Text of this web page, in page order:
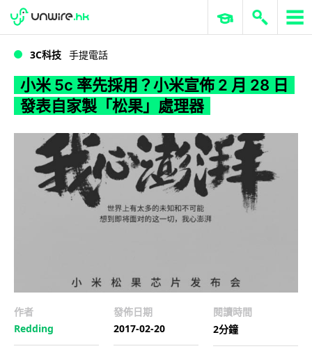
WWDC 2026 ERP 與商業 AI
3C科技 手提電話
小米 5c 率先採用？小米宣佈 2 月 28 日
發表自家製「松果」處理器
作者
Redding
發佈日期
2017-02-20
閱讀時間
2分鐘